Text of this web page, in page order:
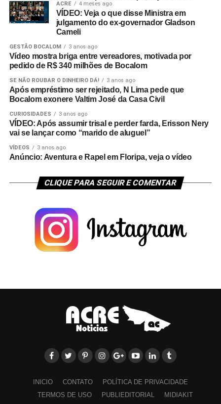
ACRE 4 meses ago
VÍDEO: Veja o que disse Ministra em
julgamento do ex-governador Gladson
Cameli
GESTÃO BOCALOM 3 anos ago
Vídeo mostra briga entre vereadores, motivada por
pedido de R$ 340 milhões de Bocalom
SE NÃO ROUBAR O DINHEIRO DÁ! 3 anos ago
Após empréstimo ser rejeitado, N Lima pede que
Bocalom exonere Valtim José da Casa Civil
CURIOSIDADES 3 anos ago
VÍDEO: Após assumir trisal e perder farda, Erisson Nery
vai se lançar como “marido de aluguel”
VÍDEOS 3 anos ago
Anúncio: Aventura e Rapel em Floripa, veja o vídeo
CLIQUE PARA SEGUIR E COMENTAR
INICIO CONTATO
POLÍTICA DE PRIVACIDADE
TERMOS DE USO
PUBLIEDITORIAL MIDIAKIT